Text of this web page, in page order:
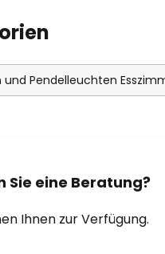
Pendelleuchten
Sie eine Beratung?
Ihnen zur Verfügung.